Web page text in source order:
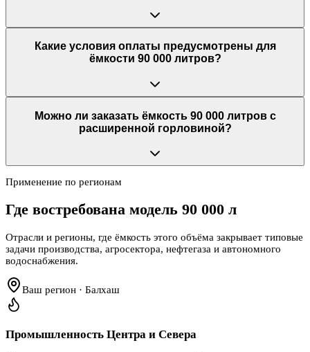
Какие условия оплаты предусмотрены для
ёмкости 90 000 литров?
Можно ли заказать ёмкость 90 000 литров с
расширенной горловиной?
Применение по регионам
Где востребована модель 90 000 л
Отрасли и регионы, где ёмкость этого объёма закрывает типовые
задачи производства, агросектора, нефтегаза и автономного
водоснабжения.
Ваш регион · Балхаш
Промышленность Центра и Севера